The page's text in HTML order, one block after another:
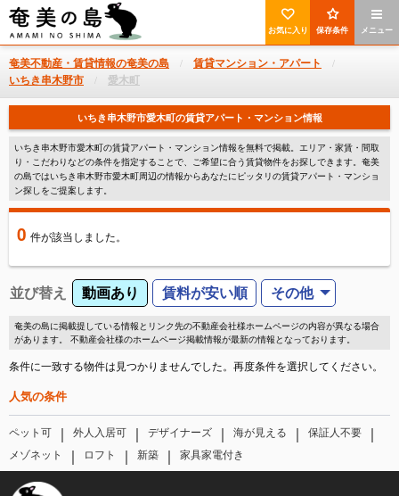
メニュー
保存条件
お気に入り
奄美不動産・賃貸情報の奄美の島
賃貸マンション・アパート
いちき串木野市
愛木町
いちき串木野市愛木町の賃貸アパート・マンション情報
いちき串木野市愛木町の賃貸アパート・マンション情報を無料で掲載。エリア・家賃・間取
り・こだわりなどの条件を指定することで、ご希望に合う賃貸物件をお探しできます。奄美
の島ではいちき串木野市愛木町周辺の情報からあなたにピッタリの賃貸アパート・マンショ
ン探しをご提案します。
0 件が該当しました。
並び替え 動画あり 賃料が安い順 その他
奄美の島に掲載提している情報とリンク先の不動産会社様ホームページの内容が異なる場合
があります。 不動産会社様のホームページ掲載情報が最新の情報となっております。
条件に一致する物件は見つかりませんでした。再度条件を選択してください。
人気の条件
ペット可 ｜ 外人入居可 ｜ デザイナーズ ｜ 海が見える ｜ 保証人不要 ｜
メゾネット ｜ ロフト ｜ 新築 ｜ 家具家電付き